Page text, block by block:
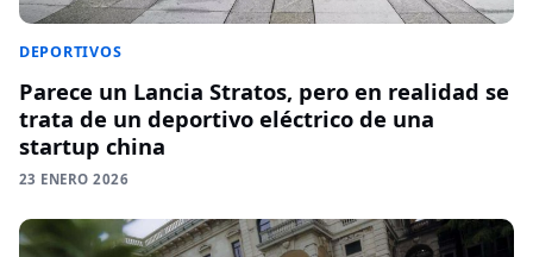
DEPORTIVOS
Parece un Lancia Stratos, pero en realidad se
trata de un deportivo eléctrico de una
startup china
23 ENERO 2026